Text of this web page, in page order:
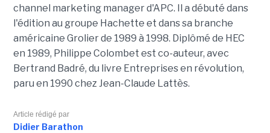
channel marketing manager d'APC. Il a débuté dans
l'édition au groupe Hachette et dans sa branche
américaine Grolier de 1989 à 1998. Diplômé de HEC
en 1989, Philippe Colombet est co-auteur, avec
Bertrand Badré, du livre Entreprises en révolution,
paru en 1990 chez Jean-Claude Lattès.
Article rédigé par
Didier Barathon